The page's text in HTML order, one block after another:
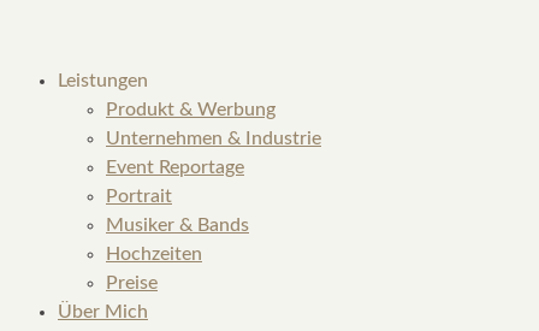
Leistungen
Produkt & Werbung
Unternehmen & Industrie
Event Reportage
Portrait
Musiker & Bands
Hochzeiten
Preise
Über Mich